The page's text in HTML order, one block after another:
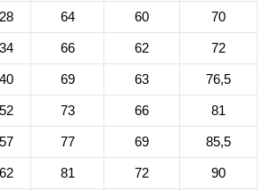
64 60 70
66 62 72
69 63 76,5
73 66 81
77 69 85,5
81 72 90